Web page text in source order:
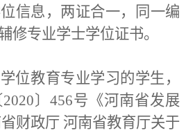
信息，两证合一，同一编
修专业学士学位证书。
位教育专业学习的学生，
〕456号《河南省发展
财政厅 河南省教育厅关于